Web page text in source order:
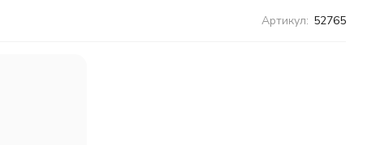
Артикул: 52765